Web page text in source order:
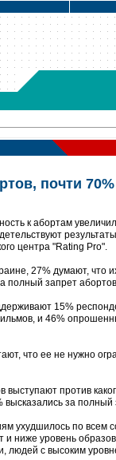
почти
к абортам
центра "Rating Pro".
27% думают, что
полный запрет
15%
и 46%
что ее не нужно
против
высказались за полный
ухудшилось по всем
и ниже уровень
людей с высоким